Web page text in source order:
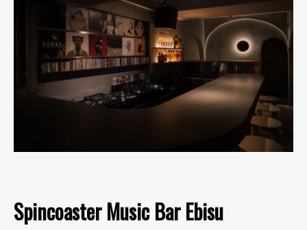
Spincoaster Music Bar Ebisu